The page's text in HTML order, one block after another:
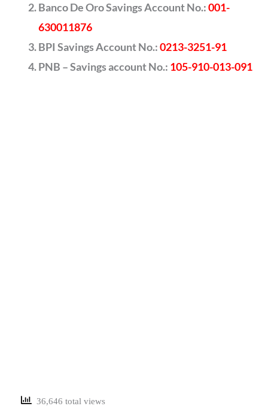
Banco De Oro Savings Account No.:001-
630011876
BPI Savings Account No.:0213-3251-91
PNB – Savings account No.: 105-910-013-091
36,646 total views